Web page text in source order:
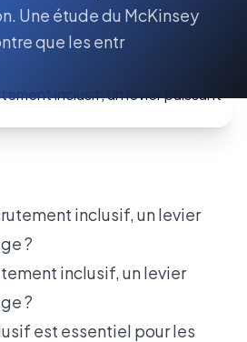
Une étude du McKinsey
que les entr
inclusif, un levier
?
est essentiel pour les